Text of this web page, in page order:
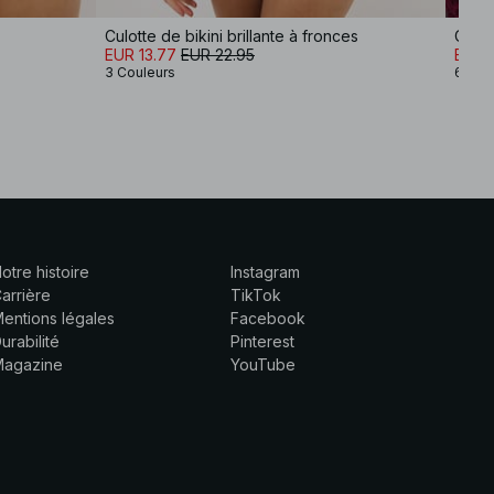
Culotte de bikini brillante à fronces
EUR 13.77 EUR 22.95
3 Couleurs
EUR
6
histoire
légales
Instagram
TikTok
Facebook
Pinterest
YouTube